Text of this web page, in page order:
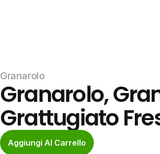
Granarolo
Granarolo,
Grattugiato
Aggiungi Al Carrello